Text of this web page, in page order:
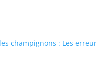
champignons : Les